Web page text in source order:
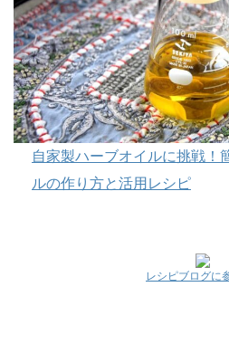
自家製ハーブオイルに挑戦！
ルの作り方と活用レシピ
レシピブログに